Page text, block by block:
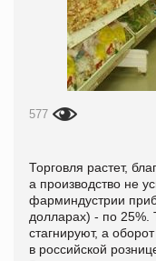
577
Торговля растет,
а производство не
фарминдустрии
долларах) - по 25%.
стагнируют, а
в российской